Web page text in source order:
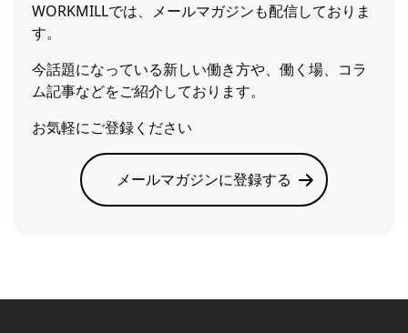
WORKMILLでは、メールマガジンも配信しておりま
す。
今話題になっている新しい働き方や、働く場、コラ
ム記事などをご紹介しております。
お気軽にご登録ください
メールマガジンに登録する